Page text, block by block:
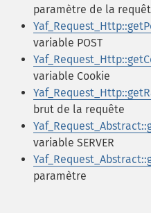
paramètre de la
variable POST
variable Cookie
brut de la requête
variable SERVER
paramètre